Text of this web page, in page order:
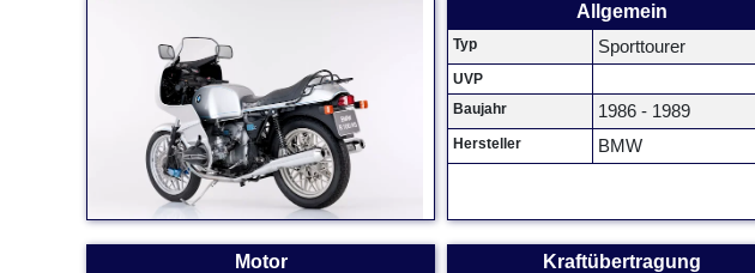
Allgemein
Typ Sporttourer
UVP
Baujahr
1986 - 1989
Hersteller BMW
Motor Kraftübertragung